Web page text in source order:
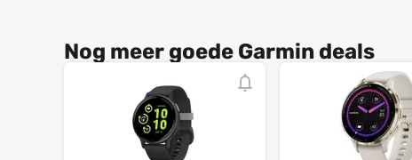
Nog meer goede Garmin deals